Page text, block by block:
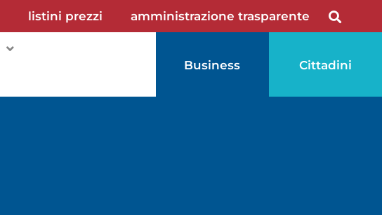
listini prezzi amministrazione trasparente
Business Cittadini